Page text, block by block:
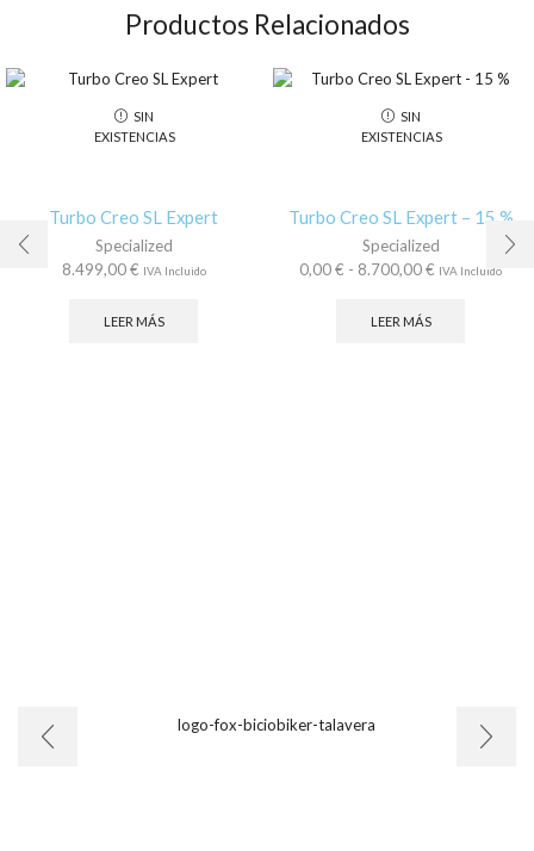
Productos Relacionados
SIN
EXISTENCIAS
Turbo Creo SL Expert
Specialized
8.499,00€ IVA Incluido
LEER MÁS
SIN
EXISTENCIAS
Turbo Creo SL Expert – 15 %
Specialized
0,00€ - 8.700,00€ Rango
IVA Incluido
LEER MÁS